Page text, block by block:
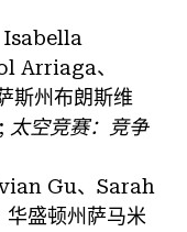
Arriaga、
斯州布朗斯维
太空竞赛：竞争
Gu、Sarah
盛顿州萨马米